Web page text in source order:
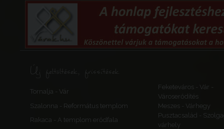
Új feltöltések, frissítések
Tornalja - Vár
Feketeváros - Vár -
Városerődítés
Szalonna - Református templom
Meszes - Várhegy
Rakaca - A templom erődfala
Pusztacsalád -
várhely